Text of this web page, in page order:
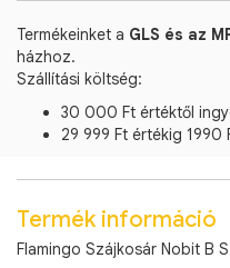
Termékeinket a GLS és az
házhoz.
Szállítási költség:
30 000 Ft értéktől
29 999 Ft értékig 1990
Termék információ
Flamingo Szájkosár Nobit B